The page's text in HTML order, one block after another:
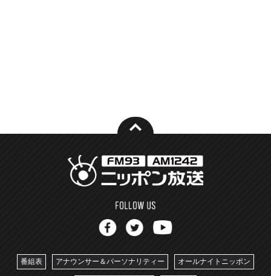
番組表 アナウンサー＆パーソナリティー オールナイトニッポン